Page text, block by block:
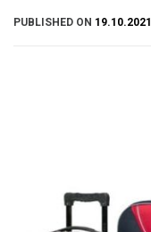
PUBLISHED ON 19.10.2021